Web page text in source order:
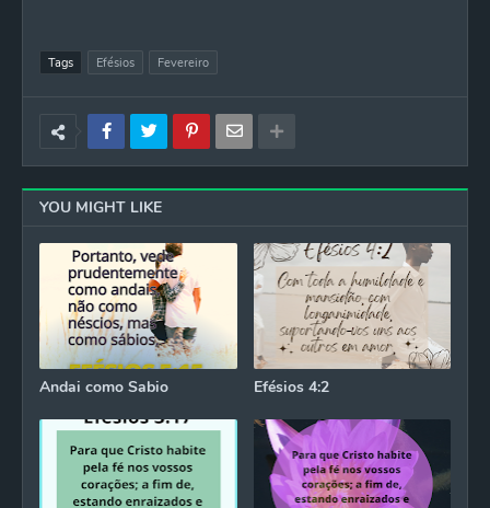
Tags Efésios Fevereiro
YOU MIGHT LIKE
Andai como Sabio Efésios 4:2